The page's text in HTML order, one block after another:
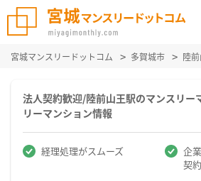
宮城マンスリードットコム 多賀城市 陸
法人契約歓迎/陸前山王駅のマンスリー
リーマンション情報
経理処理がスムーズ
企
契約